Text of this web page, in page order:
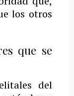
los otros
que se
del